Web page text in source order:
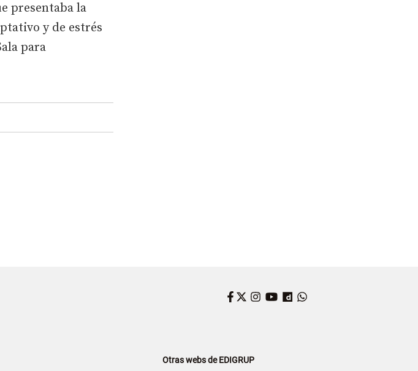
presentaba la
y de estrés
para
Facebook
Twitter
Instagram
YouTube
Dailymotion
Otras webs de EDIGRUP